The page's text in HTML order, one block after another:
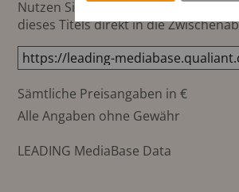
Nutzen Sie diesen Button um den
dieses Titels direkt in die
Sämtliche Preisangaben in €
Alle Angaben ohne Gewähr
LEADING MediaBase Data